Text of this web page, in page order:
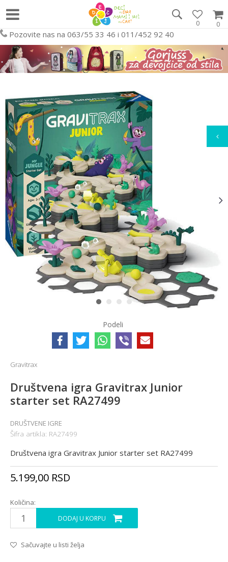
0
0
Pozovite nas na 063/55 33 46 i 011/452 92 40
1 2 3 4
Podeli
Gravitrax
Društvena igra Gravitrax Junior
starter set RA27499
DRUŠTVENE IGRE
Šifra artikla: RA27499
Društvena igra Gravitrax Junior starter set RA27499
5.199,00 RSD
Količina:
DODAJ U KORPU
Sačuvajte u listi želja